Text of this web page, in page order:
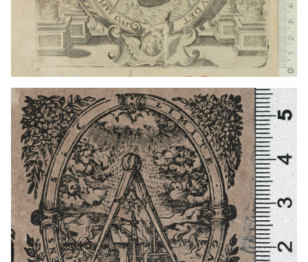
1594 - 1628 París (França)